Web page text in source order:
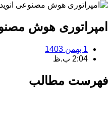
امپراتوری هوش
1 بهمن 1403
2:04 ب.ظ
فهرست مطالب